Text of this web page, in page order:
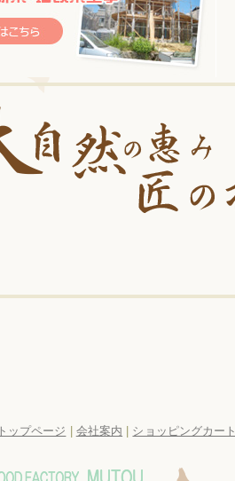
トップページ 会社案内 ショッピングカート